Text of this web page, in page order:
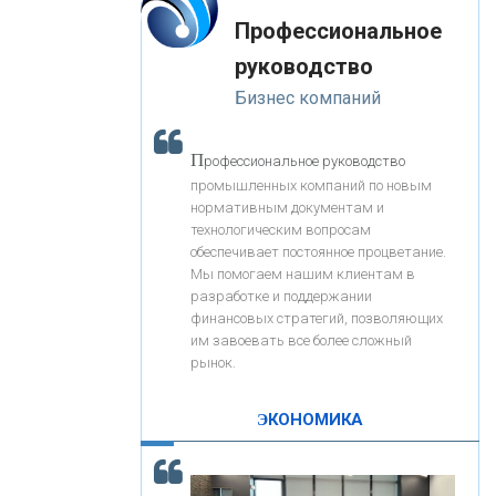
«ЗАПСИБКОМБАНК»
«РОСЕВРОБАНК»
«ПРЕСС-СЛУЖБА ВТБ24»
«АВТОГРАДБАНК»
«ПРОМРЕГИОНБАНК»
ОНАС
КОНТАКТЫ
корость - один из главных трендов в
кредитовании бизнеса - «Интервью»
-- Лучшее, что можно сделать с хорошим советом, это
пропустить его мимо ушей. Он никогда не бывает
полезен никому, кроме того, кто его дал.
-- Люблю давать советы и очень не люблю, когда их
дают мне.
Профессиональное
руководство
Бизнес компаний
Профессиональное руководство
промышленных компаний по новым
нормативным документам и
технологическим вопросам
обеспечивает постоянное процветание.
Мы помогаем нашим клиентам в
разработке и поддержании
финансовых стратегий, позволяющих
им завоевать все более сложный
рынок.
ЭКОНОМИКА